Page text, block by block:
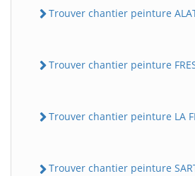
Trouver chantier peinture
Trouver chantier peinture
Trouver chantier peinture LA
Trouver chantier peinture